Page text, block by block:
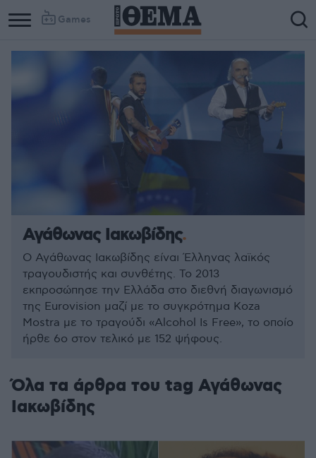
Games
Αγάθωνας Ιακωβίδης
Ο Αγάθωνας Ιακωβίδης είναι Έλληνας λαϊκός
τραγουδιστής και συνθέτης. Το 2013
εκπροσώπησε την Ελλάδα στο διεθνή διαγωνισμό
της Eurovision μαζί με το συγκρότημα Koza
Mostra με το τραγούδι «Alcohol Is Free», το οποίο
ήρθε 6ο στον τελικό με 152 ψήφους.
Όλα τα άρθρα του tag Αγάθωνας
Ιακωβίδης